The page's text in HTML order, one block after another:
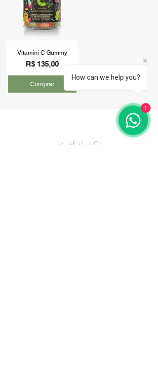
Vitamini C Gummy
Preço
R$ 135,00
Comprar
How can we help you?
1